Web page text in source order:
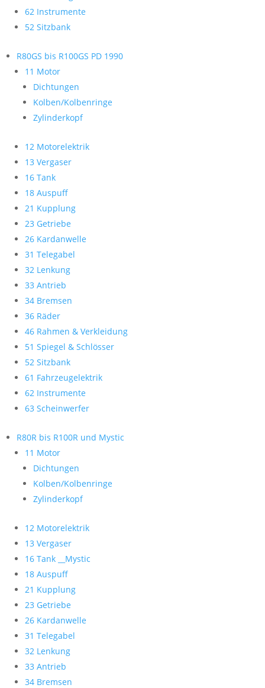
62 Instrumente
52 Sitzbank
R80GS bis R100GS PD 1990
11 Motor
Dichtungen
Kolben/Kolbenringe
Zylinderkopf
12 Motorelektrik
13 Vergaser
16 Tank
18 Auspuff
21 Kupplung
23 Getriebe
26 Kardanwelle
31 Telegabel
32 Lenkung
33 Antrieb
34 Bremsen
36 Räder
46 Rahmen & Verkleidung
51 Spiegel & Schlösser
52 Sitzbank
61 Fahrzeugelektrik
62 Instrumente
63 Scheinwerfer
R80R bis R100R und Mystic
11 Motor
Dichtungen
Kolben/Kolbenringe
Zylinderkopf
12 Motorelektrik
13 Vergaser
16 Tank __Mystic
18 Auspuff
21 Kupplung
23 Getriebe
26 Kardanwelle
31 Telegabel
32 Lenkung
33 Antrieb
34 Bremsen